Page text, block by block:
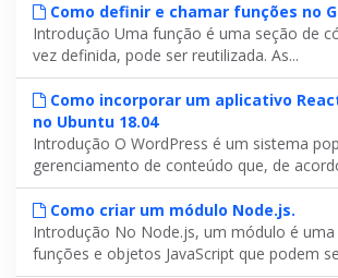
Como definir e chamar funções no
Introdução Uma função é uma seção de
vez definida, pode ser reutilizada. As...
Como incorporar um aplicativo
no Ubuntu 18.04
Introdução O WordPress é um sistema
gerenciamento de conteúdo que, de
Como criar um módulo Node.js.
Introdução No Node.js, um módulo é uma
funções e objetos JavaScript que podem